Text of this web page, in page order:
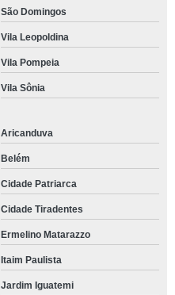
São Domingos
Vila Leopoldina
Vila Pompeia
Vila Sônia
Aricanduva
Belém
Cidade Patriarca
Cidade Tiradentes
Ermelino Matarazzo
Itaim Paulista
Jardim Iguatemi